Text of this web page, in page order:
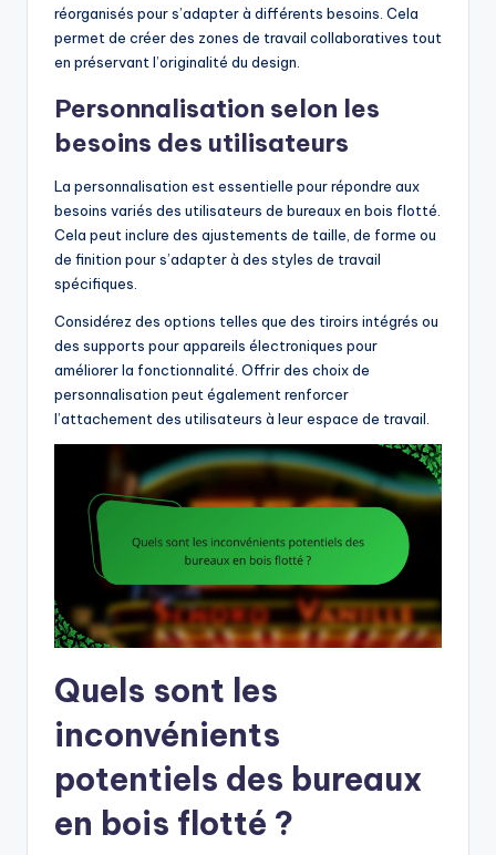
réorganisés pour s’adapter à différents besoins. Cela
permet de créer des zones de travail collaboratives tout
en préservant l’originalité du design.
Personnalisation selon les
besoins des utilisateurs
La personnalisation est essentielle pour répondre aux
besoins variés des utilisateurs de bureaux en bois flotté.
Cela peut inclure des ajustements de taille, de forme ou
de finition pour s’adapter à des styles de travail
spécifiques.
Considérez des options telles que des tiroirs intégrés ou
des supports pour appareils électroniques pour
améliorer la fonctionnalité. Offrir des choix de
personnalisation peut également renforcer
l’attachement des utilisateurs à leur espace de travail.
Quels sont les
inconvénients
potentiels des bureaux
en bois flotté ?